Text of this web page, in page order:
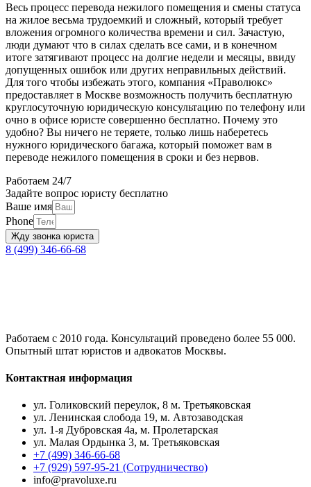
Весь процесс перевода нежилого помещения и смены статуса
на жилое весьма трудоемкий и сложный, который требует
вложения огромного количества времени и сил. Зачастую,
люди думают что в силах сделать все сами, и в конечном
итоге затягивают процесс на долгие недели и месяцы, ввиду
допущенных ошибок или других неправильных действий.
Для того чтобы избежать этого, компания «Праволюкс»
предоставляет в Москве возможность получить бесплатную
круглосуточную юридическую консультацию по телефону или
очно в офисе юристе совершенно бесплатно. Почему это
удобно? Вы ничего не теряете, только лишь наберетесь
нужного юридического багажа, который поможет вам в
переводе нежилого помещения в сроки и без нервов.
Работаем 24/7
Задайте вопрос юристу бесплатно
Ваше имя
Phone
Жду звонка юриста
8 (499) 346-66-68
Работаем с 2010 года. Консультаций проведено более 55 000.
Опытный штат юристов и адвокатов Москвы.
Контактная информация
ул. Голиковский переулок, 8 м. Третьяковская
ул. Ленинская слобода 19, м. Автозаводская
ул. 1-я Дубровская 4а, м. Пролетарская
ул. Малая Ордынка 3, м. Третьяковская
+7 (499) 346-66-68
+7 (929) 597-95-21 (Сотрудничество)
info@pravoluxe.ru